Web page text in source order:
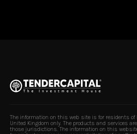
The information on this web site is for residents of
United Kingdom only. The products and services
those jurisdictions. The information on this